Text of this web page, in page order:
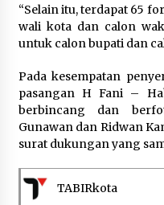
“Selain itu, terdapat 65
wali kota dan calon
untuk calon bupati dan
Pada kesempatan
pasangan H Fani –
berbincang dan
Gunawan dan Ridwan
surat dukungan yang
TABIRkota